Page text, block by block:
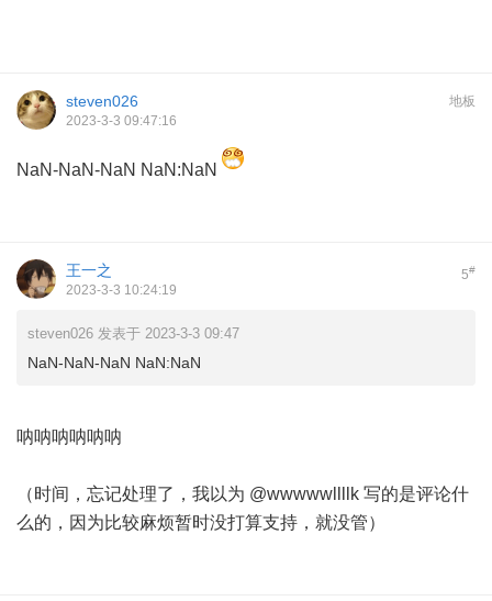
地板
steven026
2023-3-3 09:47:16
NaN-NaN-NaN NaN:NaN
5#
王一之
2023-3-3 10:24:19
steven026 发表于 2023-3-3 09:47
NaN-NaN-NaN NaN:NaN
呐呐呐呐呐呐
（时间，忘记处理了，我以为 @wwwwwllllk 写的是评论什
么的，因为比较麻烦暂时没打算支持，就没管）